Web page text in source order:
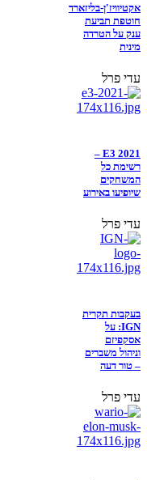
אקטיוויז'ן-בליזארד
חוטפת תביעת
ענק על הטרדה
מינית
עדי פרל
E3 2021 –
רשימת כל
המשחקים
שיופיעו באירוע
עדי פרל
בעקבות תקרית
IGN: על
אסקפיזם
וניהול משברים
– טור דעה
עדי פרל